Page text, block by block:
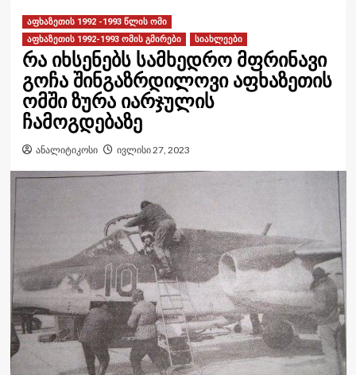
აფხაზეთის 1992 -1993 წლის ომი
აფხაზეთის 1992-1993 ომის გმირები
სიახლეები
რა იხსენებს სამხედრო მფრინავი
გოჩა შინგაზრდილოვი აფხაზეთის
ომში ზურა იარჯულის
ჩამოგდებაზე
ანალიტიკოსი ივლისი 27, 2023